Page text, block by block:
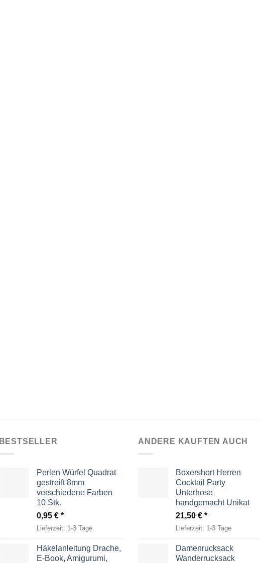
BESTSELLER
Perlen Würfel Quadrat
gestreift 8mm
verschiedene Farben
10 Stk.
0,95 €
Lieferzeit: 1-3 Tage
Häkelanleitung Drache,
E-Book, Amigurumi,
ANDERE KAUFTEN AUCH
Boxershort Herren
Cocktail Party
Unterhose
handgemacht Unikat
21,50 €
Lieferzeit: 1-3 Tage
Damenrucksack
Wanderrucksack